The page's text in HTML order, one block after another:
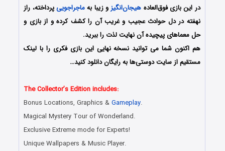
در این بازی فوق‌العاده هیجان‌انگیز و زیبا بهماجراجوییپرداخته، راز
نهفته در دل حوادث عجیب و غریب آن را کشف کرده و از بازی و
حل معماهای پیچیده آن نهایت لذت را ببرید.
هم اکنون شما می توانید نسخه نهایی این بازی فکری را با لینک
مستقیم از سایت دوستی‌ها به رایگان دانلود کنید…
The Collector’s Edition includes:
Bonus Locations, Graphics &Gameplay.
Magical Mystery Tour of Wonderland.
Exclusive Extreme mode for Experts!
Unique Wallpapers & Music Player.